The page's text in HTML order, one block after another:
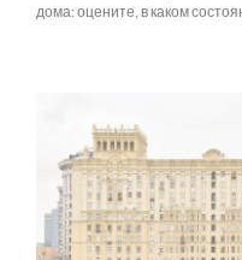
дома: оцените, в каком